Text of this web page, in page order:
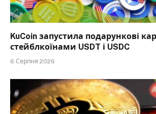
KuCoin запустила подарункові
стейблкоїнами USDT і USDC
6 Серпня 2026